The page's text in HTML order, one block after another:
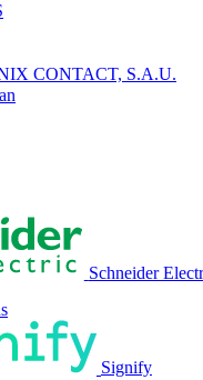
CONTACT, S.A.U.
Schneider
Signify